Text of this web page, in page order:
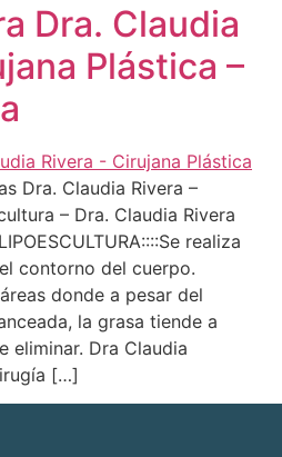
Dra. Claudia
Plástica –
Dra. Claudia Rivera –
– Dra. Claudia Rivera
realiza
contorno del cuerpo.
donde a pesar del
la grasa tiende a
eliminar. Dra Claudia
[…]